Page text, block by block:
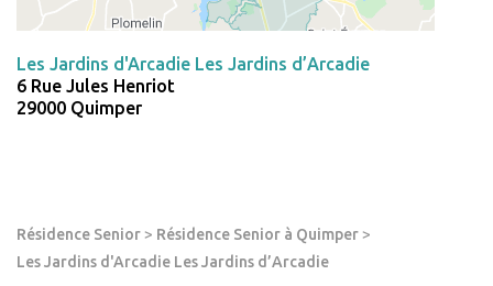
Résidence Senior > Résidence Senior à Quimper >
Les Jardins d'Arcadie Les Jardins d’Arcadie
Les Jardins d'Arcadie Les Jardins d’Arcadie
6 Rue Jules Henriot
29000 Quimper